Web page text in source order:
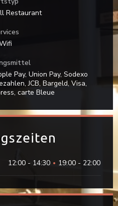
Restaurant
Pay, Union Pay, Sodexo
JCB, Bargeld, Visa,
carte Bleue
12:00 - 14:30 • 19:00 - 22:00